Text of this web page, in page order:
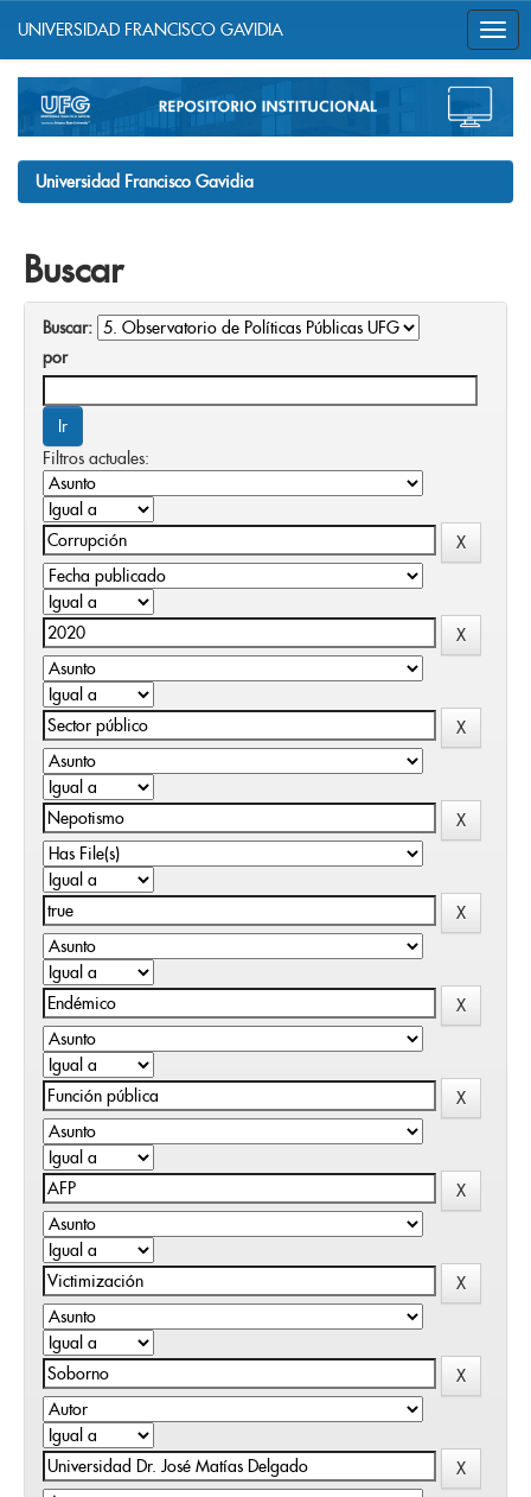
navigation
UNIVERSIDAD FRANCISCO GAVIDIA
Universidad Francisco Gavidia
Buscar
Buscar:
por
Filtros actuales: